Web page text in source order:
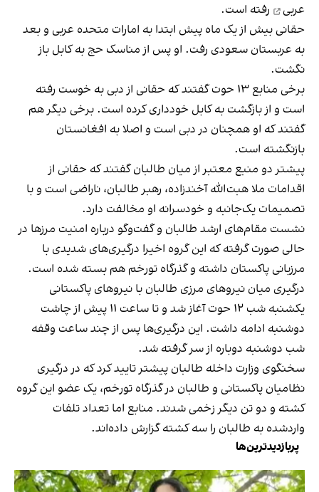
عربی
رفته است.
حقانی بیش از یک ماه پیش ابتدا به امارات متحده عربی و بعد
به عربستان سعودی رفت. او پس از مناسک حج به کابل باز
نگشت.
برخی منابع ۱۳ حوت گفتند که حقانی از دبی به خوست رفته
است و از بازگشت به کابل خودداری کرده است. برخی دیگر هم
گفتند که او همچنان در دبی است و اصلا به افغانستان
بازنگشته است.
پیشتر دو منبع معتبر از میان طالبان گفتند که حقانی از
اقدامات ملا هبت‌الله آخندزاده، رهبر طالبان، ناراضی است و با
تصمیمات یک‌جانبه و خودسرانه او مخالفت دارد.
نشست مقام‌های ارشد طالبان و گفت‌وگو درباره امنیت مرزها در
حالی صورت گرفته که این گروه اخیرا درگیری‌های شدیدی با
مرزبانی پاکستان داشته و گذرگاه تورخم هم بسته شده است.
درگیری‌ میان نیروهای مرزی طالبان با نیروهای پاکستانی
یکشنبه شب ۱۲ حوت آغاز شد و تا ساعت ۱۱ پیش از چاشت
دوشنبه ادامه داشت. این درگیری‌ها پس از چند ساعت وقفه
شب دوشنبه دوباره از سر گرفته شد.
سخنگوی وزارت داخله طالبان پیشتر تایید کرد که در درگیری
نظامیان پاکستانی و طالبان در گذرگاه تورخم، یک عضو این گروه
کشته و دو تن دیگر زخمی شدند. منابع اما تعداد تلفات
واردشده به طالبان را سه کشته گزارش داده‌اند.
پربازدیدترین‌ها